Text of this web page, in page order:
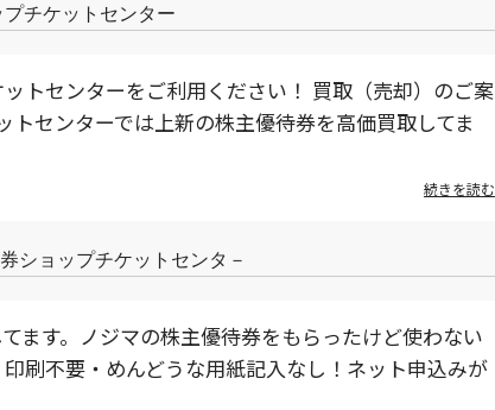
チケットセンター
トセンターをご利用ください！ 買取（売却）のご案
センターでは上新の株主優待券を高価買取してま
続きを読む
ショップチケットセンタ－
ます。ノジマの株主優待券をもらったけど使わない
刷不要・めんどうな用紙記入なし！ネット申込みが